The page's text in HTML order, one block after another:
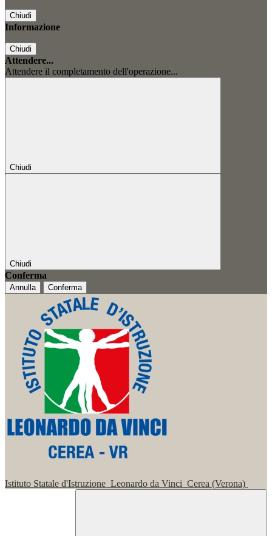
Chiudi
Informazione
Chiudi
Attendere...
Attendere il completamento dell'operazione...
Chiudi
Chiudi
Conferma
Annulla Conferma
Istituto Statale d'Istruzione Leonardo da Vinci Cerea (Verona)